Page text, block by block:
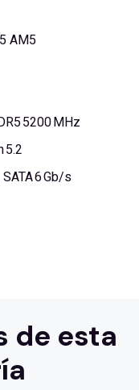
AM5
5200 MHz
5.2
6 Gb/s
de esta